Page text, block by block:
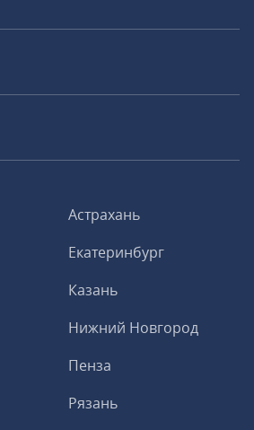
Астрахань
Екатеринбург
Казань
Нижний Новгород
Пенза
Рязань